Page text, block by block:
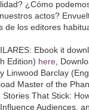
¿Cómo
actos?
de los editores
Ebook it
Edition) here ,
Linwood Barclay
Master of the
That Stick:
Audiences,